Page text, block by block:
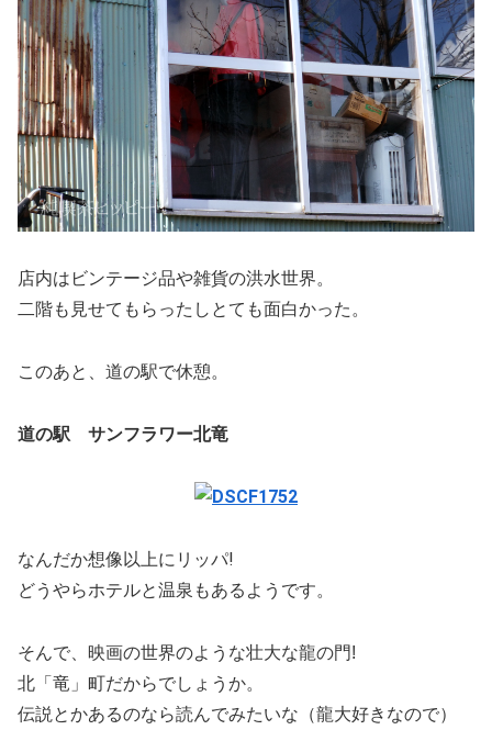
店内はビンテージ品や雑貨の洪水世界。
二階も見せてもらったしとても面白かった。
このあと、道の駅で休憩。
道の駅 サンフラワー北竜
なんだか想像以上にリッパ!
どうやらホテルと温泉もあるようです。
そんで、映画の世界のような壮大な龍の門!
北「竜」町だからでしょうか。
伝説とかあるのなら読んでみたいな（龍大好きなので）